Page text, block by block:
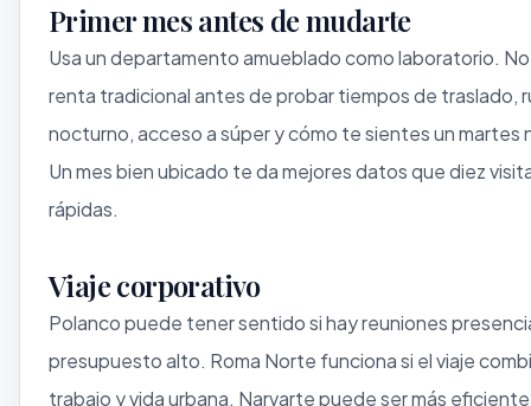
Primer mes antes de mudarte
Usa un departamento amueblado como laboratorio.
renta tradicional antes de probar tiempos de traslado,
nocturno, acceso a súper y cómo te sientes un martes
Un mes bien ubicado te da mejores datos que diez
rápidas.
Viaje corporativo
Polanco puede tener sentido si hay reuniones
presupuesto alto. Roma Norte funciona si el viaje
trabajo y vida urbana. Narvarte puede ser más eficiente